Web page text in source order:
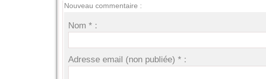
Nouveau commentaire :
Nom * :
Adresse email (non publiée) * :